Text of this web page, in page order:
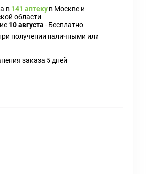
в 141 аптеку в Москве и
области
10 августа - Бесплатно
получении наличными или
заказа 5 дней